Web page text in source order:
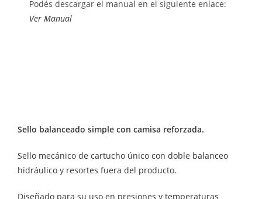
Podés descargar el manual en el siguiente enlace:
Ver Manual
Sello balanceado simple con camisa reforzada.
Sello mecánico de cartucho único con doble balanceo
hidráulico y resortes fuera del producto.
Diseñado para su uso en presiones y temperaturas